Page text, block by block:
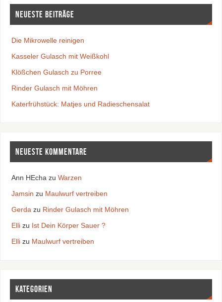
Neueste Beiträge
Die Mikrowelle reinigen
Kasseler Gulasch mit Weißkohl
Klößchen Gulasch zu Porree
Rinder Gulasch mit Möhren
Katerfrühstück: Matjes und Radieschensalat
Neueste Kommentare
Ann HEcha zu Warzen
Jamsin zu Maulwurf vertreiben
Gerda zu Rinder Gulasch mit Möhren
Ellizu Ist Dein Körper Sauer ?
Ellizu Maulwurf vertreiben
Kategorien